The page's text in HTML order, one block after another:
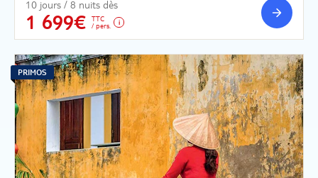
10 jours / 8 nuits dès
1 699€
TTC
/ pers.
PRIMOS